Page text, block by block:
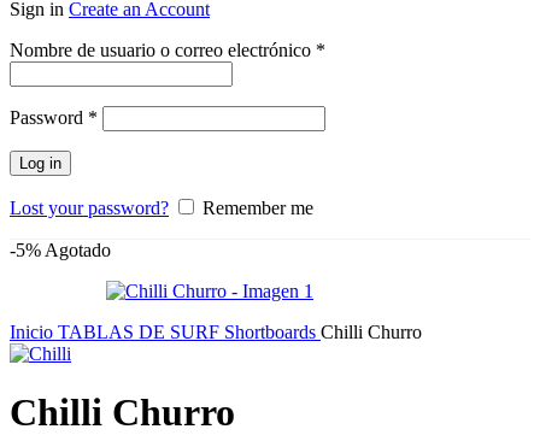
Sign in Create an Account
Nombre de usuario o correo electrónico *
Password *
Log in
Lost your password? Remember me
-5% Agotado
Inicio TABLAS DE SURF Shortboards Chilli Churro
Chilli Churro